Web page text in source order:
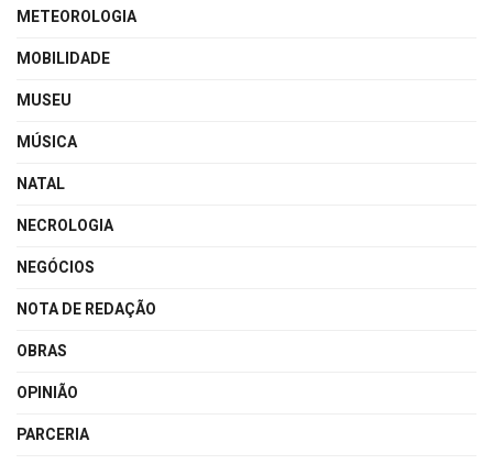
METEOROLOGIA
MOBILIDADE
MUSEU
MÚSICA
NATAL
NECROLOGIA
NEGÓCIOS
NOTA DE REDAÇÃO
OBRAS
OPINIÃO
PARCERIA